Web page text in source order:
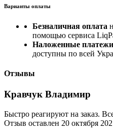
Варианты оплаты
Безналичная оплата
помощью сервиса
Наложенные
доступны по всей
Отзывы
Кравчук Владимир
Быстро реагируют на заказ.
Отзыв оставлен 20 октября